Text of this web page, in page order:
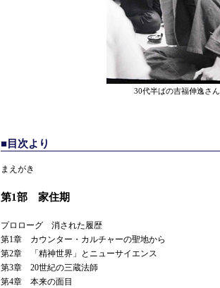
30代半ばの吉福伸逸さん
■目次より
まえがき
第1部 家住期
プロローグ 消された履歴
第1章 カウンター・カルチャーの聖地から
第2章 「精神世界」とニューサイエンス
第3章 20世紀の三蔵法師
第4章 本来の面目